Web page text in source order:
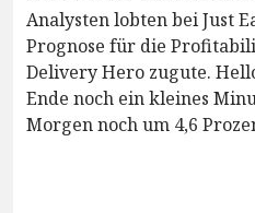
Analysten lobten bei Just
Prognose für die
Delivery Hero zugute.
Ende noch ein kleines
Morgen noch um 4,6